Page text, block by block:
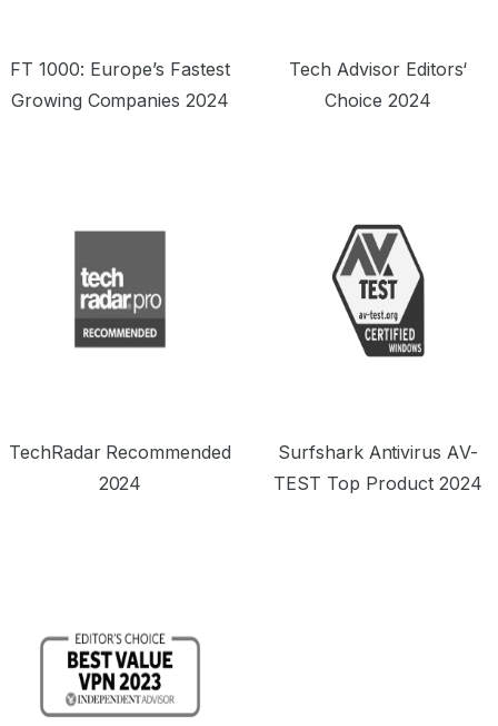
FT 1000: Europe’s Fastest
Growing Companies 2024
Tech Advisor Editors‘
Choice 2024
TechRadar Recommended
2024
Surfshark Antivirus AV-
TEST Top Product 2024